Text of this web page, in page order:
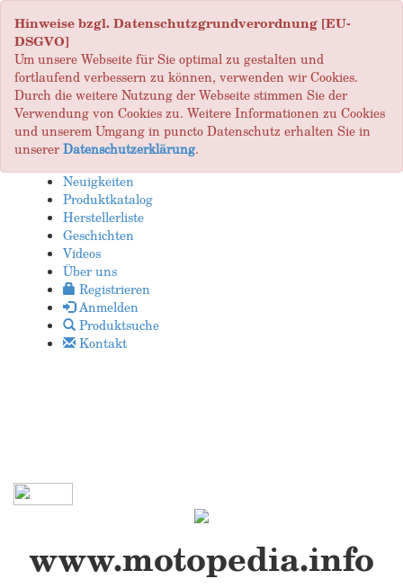
Hinweise bzgl. Datenschutzgrundverordnung [EU-
DSGVO]
Um unsere Webseite für Sie optimal zu gestalten und
fortlaufend verbessern zu können, verwenden wir Cookies.
Durch die weitere Nutzung der Webseite stimmen Sie der
Verwendung von Cookies zu. Weitere Informationen zu Cookies
und unserem Umgang in puncto Datenschutz erhalten Sie in
unsererDatenschutzerklärung.
Neuigkeiten
Produktkatalog
Herstellerliste
Geschichten
Videos
Über uns
Registrieren
Anmelden
Produktsuche
Kontakt
www.motopedia.info